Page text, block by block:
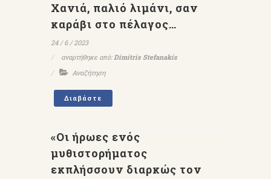
Χανιά, παλιό λιμάνι, σαν
καράβι στο πέλαγος…
24 / 6 / 2023
αναρτήθηκε από:Dimitris Stefanakis
Αναζήτηση
Διαβάστε
«Οι ήρωες ενός
μυθιστορήματος
εκπλήσσουν διαρκώς τον